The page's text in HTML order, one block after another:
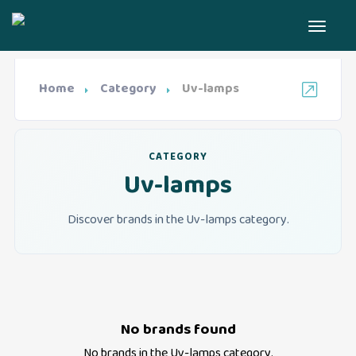
Home Category Uv-lamps
CATEGORY
Uv-lamps
Discover brands in the Uv-lamps category.
No brands found